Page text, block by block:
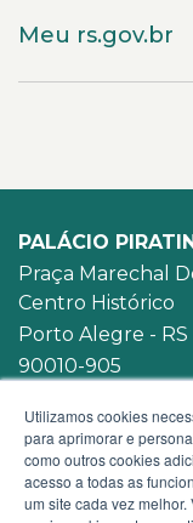
Meu rs.gov.br
PALÁCIO PIRATINI
Praça Marechal
Centro Histórico
Porto Alegre - RS
90010-905
Utilizamos cookies
para aprimorar e
como outros cookies
acesso a todas as
um site cada vez